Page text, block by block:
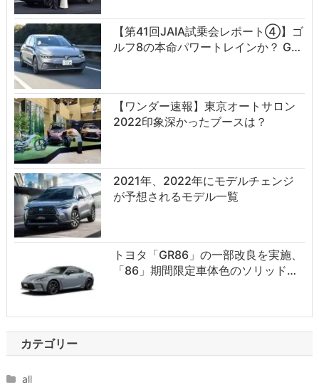
【第41回JAIA試乗会レポート④】ゴ
ルフ8の本命パワートレインか？ G…
【ワンダー速報】東京オートサロン
2022印象深かったブースは？
2021年、2022年にモデルチェンジ
が予想されるモデル一覧
トヨタ「GR86」の一部改良を実施、
「86」期間限定車体色のソリッド…
カテゴリー
all